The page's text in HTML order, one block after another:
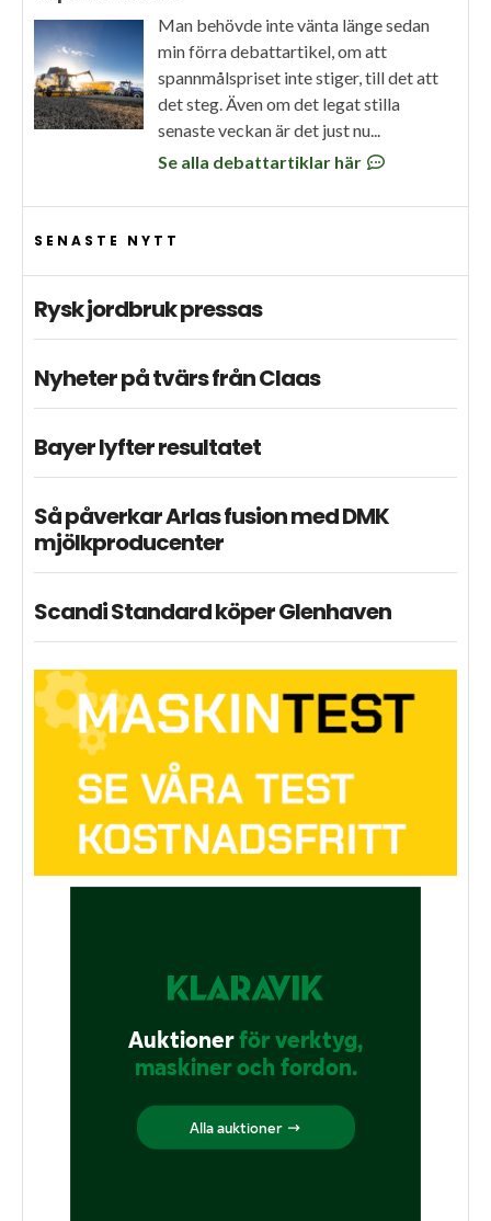
Man behövde inte vänta länge sedan
min förra debattartikel, om att
spannmålspriset inte stiger, till det att
det steg. Även om det legat stilla
senaste veckan är det just nu...
Se alla debattartiklar här
SENASTE NYTT
Rysk jordbruk pressas
Nyheter på tvärs från Claas
Bayer lyfter resultatet
Så påverkar Arlas fusion med DMK
mjölkproducenter
Scandi Standard köper Glenhaven